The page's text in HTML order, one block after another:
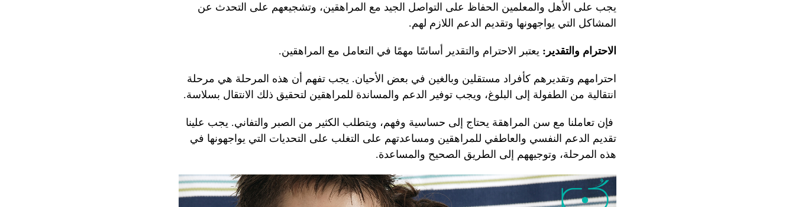
يجب على الأهل والمعلمين الحفاظ على التواصل الجيد مع المراهقين، وتشجيعهم على التحدث عن
المشاكل التي يواجهونها وتقديم الدعم اللازم لهم.
الاحترام والتقدير: يعتبر الاحترام والتقدير أساسًا مهمًا في التعامل مع المراهقين.
احترامهم وتقديرهم كأفراد مستقلين وبالغين في بعض الأحيان. يجب تفهم أن هذه المرحلة هي مرحلة
انتقالية من الطفولة إلى البلوغ، ويجب توفير الدعم والمساندة للمراهقين لتحقيق ذلك الانتقال بسلاسة.
فإن تعاملنا مع سن المراهقة يحتاج إلى حساسية وفهم، ويتطلب الكثير من الصبر والتفاني. يجب علينا
تقديم الدعم النفسي والعاطفي للمراهقين ومساعدتهم على التغلب على التحديات التي يواجهونها في
هذه المرحلة، وتوجيههم إلى الطريق الصحيح والمساعدة.